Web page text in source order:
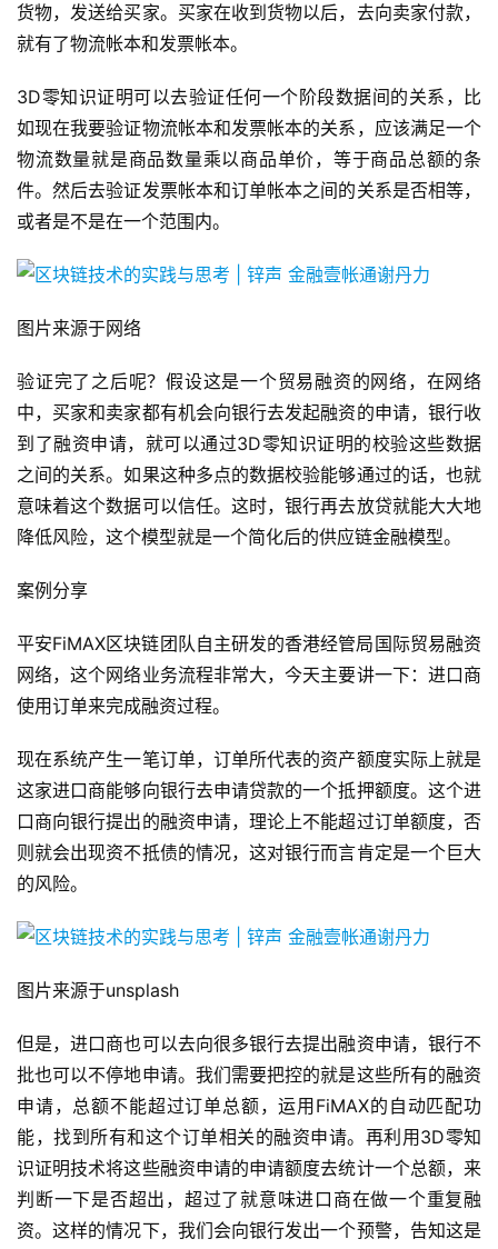
货物，发送给买家。买家在收到货物以后，去向卖家付款，
就有了物流帐本和发票帐本。
3D零知识证明可以去验证任何一个阶段数据间的关系，比
如现在我要验证物流帐本和发票帐本的关系，应该满足一个
物流数量就是商品数量乘以商品单价，等于商品总额的条
件。然后去验证发票帐本和订单帐本之间的关系是否相等，
或者是不是在一个范围内。
图片来源于网络
验证完了之后呢？假设这是一个贸易融资的网络，在网络
中，买家和卖家都有机会向银行去发起融资的申请，银行收
到了融资申请，就可以通过3D零知识证明的校验这些数据
之间的关系。如果这种多点的数据校验能够通过的话，也就
意味着这个数据可以信任。这时，银行再去放贷就能大大地
降低风险，这个模型就是一个简化后的供应链金融模型。
案例分享
平安FiMAX区块链团队自主研发的香港经管局国际贸易融资
网络，这个网络业务流程非常大，今天主要讲一下：进口商
使用订单来完成融资过程。
现在系统产生一笔订单，订单所代表的资产额度实际上就是
这家进口商能够向银行去申请贷款的一个抵押额度。这个进
口商向银行提出的融资申请，理论上不能超过订单额度，否
则就会出现资不抵债的情况，这对银行而言肯定是一个巨大
的风险。
图片来源于unsplash
但是，进口商也可以去向很多银行去提出融资申请，银行不
批也可以不停地申请。我们需要把控的就是这些所有的融资
申请，总额不能超过订单总额，运用FiMAX的自动匹配功
能，找到所有和这个订单相关的融资申请。再利用3D零知
识证明技术将这些融资申请的申请额度去统计一个总额，来
判断一下是否超出，超过了就意味进口商在做一个重复融
资。这样的情况下，我们会向银行发出一个预警，告知这是